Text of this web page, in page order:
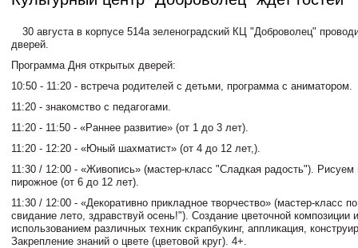
30 августа в корпусе 514а зеленоградский КЦ "Доброволец"
дверей.
Программа Дня открытых дверей:
10:50 - 11:20 - встреча родителей с детьми, программа с аниматором.
11:20 - знакомство с педагогами.
11:20 - 11:50 - «Раннее развитие» (от 1 до 3 лет).
11:20 - 12:20 - «Юный шахматист» (от 4 до 12 лет,).
11:30 / 12:00 - «Живопись» (мастер-класс "Сладкая радость"). Рисуем
пирожное (от 6 до 12 лет).
11:30 / 12:00 - «Декоративно прикладное творчество» (мастер-класс
свидание лето, здравствуй осень!"). Создание цветочной композиции
использованием различных техник скрапбукинг, аппликация,
Закрепление знаний о цвете (цветовой круг). 4+.